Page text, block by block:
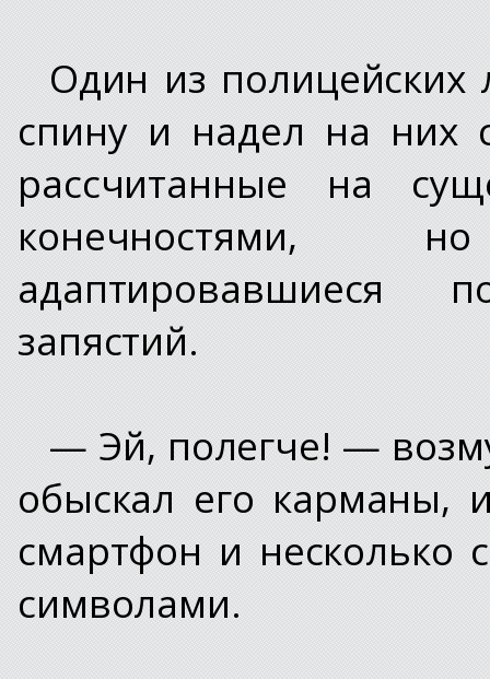
Один из полицейских
спину и надел на них
рассчитанные на
конечностями,
адаптировавшиеся
запястий.
— Эй, полегче! —
обыскал его карманы,
смартфон и несколько
символами.